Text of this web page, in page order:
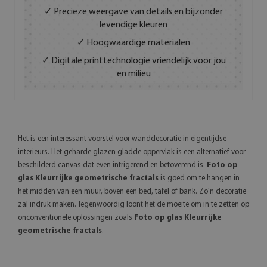
✓ Precieze weergave van details en bijzonder
levendige kleuren
✓ Hoogwaardige materialen
✓ Digitale printtechnologie vriendelijk voor jou
en milieu
Het is een interessant voorstel voor wanddecoratie in eigentijdse
interieurs. Het geharde glazen gladde oppervlak is een alternatief voor
beschilderd canvas dat even intrigerend en betoverend is. Foto op
glas Kleurrijke geometrische fractals is goed om te hangen in
het midden van een muur, boven een bed, tafel of bank. Zo'n decoratie
zal indruk maken. Tegenwoordig loont het de moeite om in te zetten op
onconventionele oplossingen zoals Foto op glas Kleurrijke
geometrische fractals.